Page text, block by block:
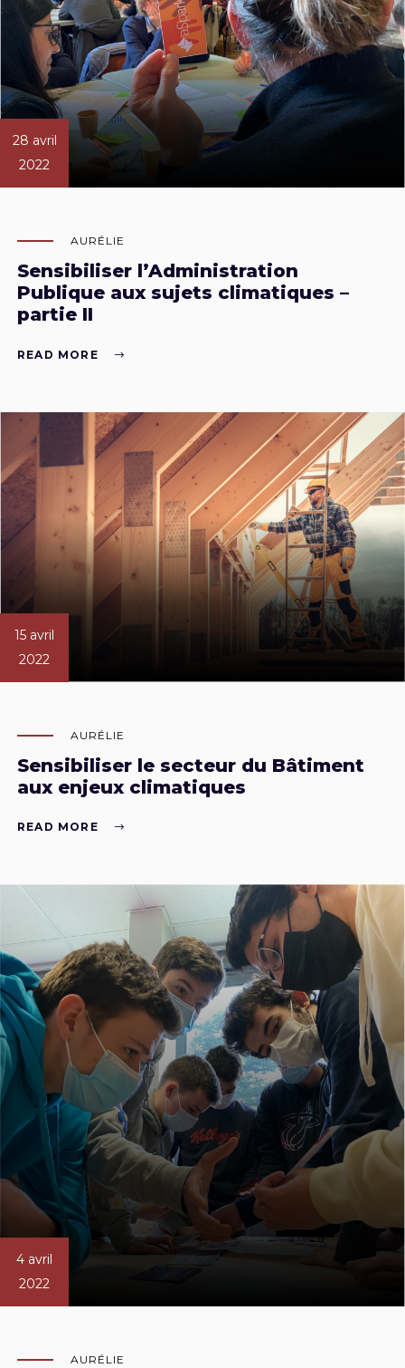
28 avril
2022
AURÉLIE
Sensibiliser l’Administration
Publique aux sujets climatiques –
partie II
READ MORE
15 avril
2022
AURÉLIE
Sensibiliser le secteur du Bâtiment
aux enjeux climatiques
READ MORE
4 avril
2022
AURÉLIE